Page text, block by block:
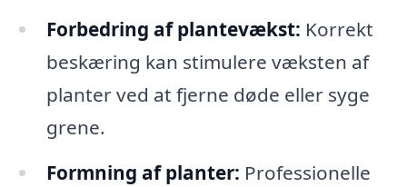
Forbedring af plantevækst: Korrekt
beskæring kan stimulere væksten af
planter ved at fjerne døde eller syge
grene.
Formning af planter: Professionelle